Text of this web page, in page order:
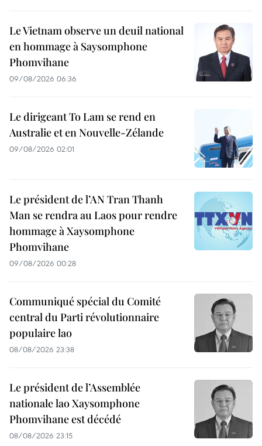
Le Vietnam observe un deuil national
en hommage à Saysomphone
Phomvihane
09/08/2026 06:36
Le dirigeant To Lam se rend en
Australie et en Nouvelle-Zélande
09/08/2026 02:01
Le président de l’AN Tran Thanh
Man se rendra au Laos pour rendre
hommage à Xaysomphone
Phomvihane
09/08/2026 00:28
Communiqué spécial du Comité
central du Parti révolutionnaire
populaire lao
08/08/2026 23:38
Le président de l’Assemblée
nationale lao Xaysomphone
Phomvihane est décédé
08/08/2026 23:15